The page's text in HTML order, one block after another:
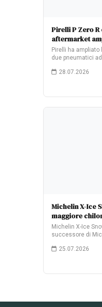
Pirelli P Zero
aftermarket
Pirelli ha
due pneumatici
28.07.2026
Michelin X-Ice
maggiore
Michelin X-Ice
successore di
25.07.2026